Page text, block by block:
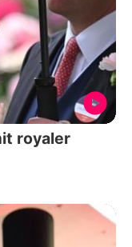
royaler